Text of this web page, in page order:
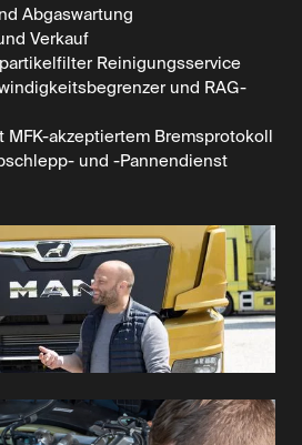
Abgaswartung
Verkauf
Reinigungsservice
und RAG-
MFK-akzeptiertem Bremsprotokoll
und -Pannendienst